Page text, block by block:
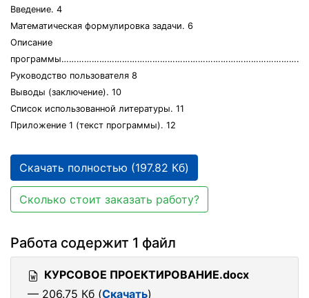
Введение. 4
Математическая формулировка задачи. 6
Описание
программы…………………………………………………………………………………..7
Руководство пользователя 8
Выводы (заключение). 10
Список использованной литературы. 11
Приложение 1 (текст программы). 12
Скачать полностью (197.82 Кб)
Сколько стоит заказать работу?
Работа содержит 1 файл
КУРСОВОЕ ПРОЕКТИРОВАНИЕ.docx
— 206.75 Кб (Скачать)